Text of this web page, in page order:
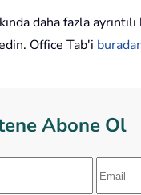
daha fazla
Office Tab'i
Abone Ol